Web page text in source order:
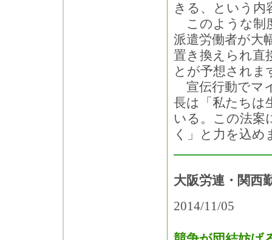
きる、という内
このような制
派遣労働者が大
置き換えられ直
とが予想されま
宣伝行動でマ
長は「私たちは
いる。この法案
く」と力を込め
大阪労連・関西
2014/11/05